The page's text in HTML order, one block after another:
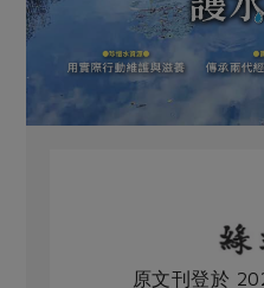
原文刊登於